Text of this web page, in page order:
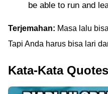
be able to run and
Terjemahan: Masa lalu
Tapi Anda harus bisa lari
Kata-Kata